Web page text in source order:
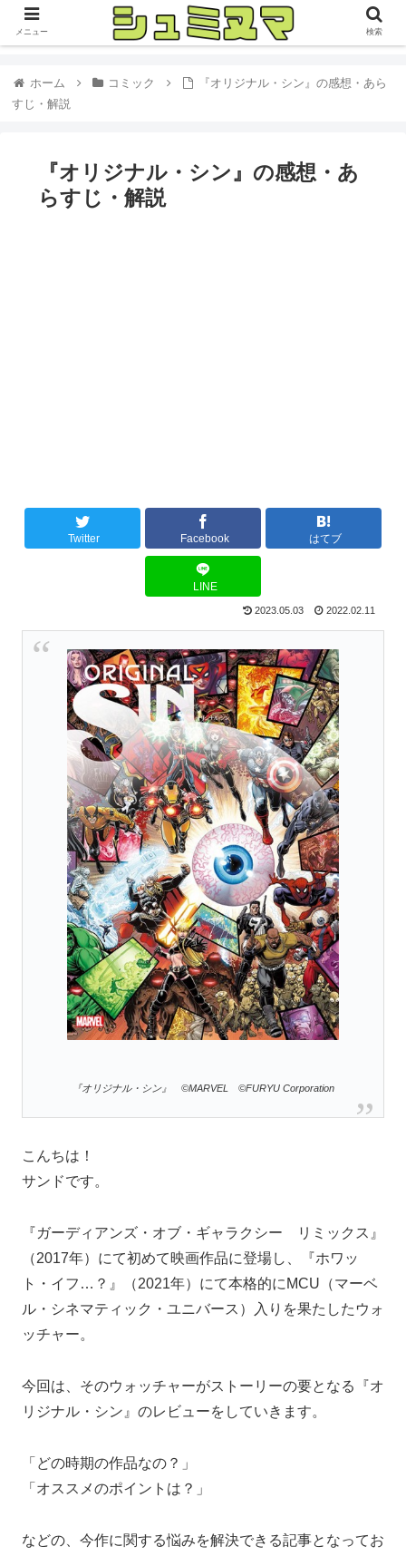
ホーム コミック
『オリジナル・シン』の感想・あら
すじ・解説
『オリジナル・シン』の感想・あ
らすじ・解説
Twitter Facebook はてブ
LINE
2023.05.03 2022.02.11
『オリジナル・シン』 ©MARVEL ©FURYU Corporation
こんちは！
サンドです。
『ガーディアンズ・オブ・ギャラクシー リミックス』
（2017年）にて初めて映画作品に登場し、『ホワッ
ト・イフ…？』（2021年）にて本格的にMCU（マーベ
ル・シネマティック・ユニバース）入りを果たしたウォ
ッチャー。
今回は、そのウォッチャーがストーリーの要となる『オ
リジナル・シン』のレビューをしていきます。
「どの時期の作品なの？」
「オススメのポイントは？」
などの、今作に関する悩みを解決できる記事となってお
メニュー 検索